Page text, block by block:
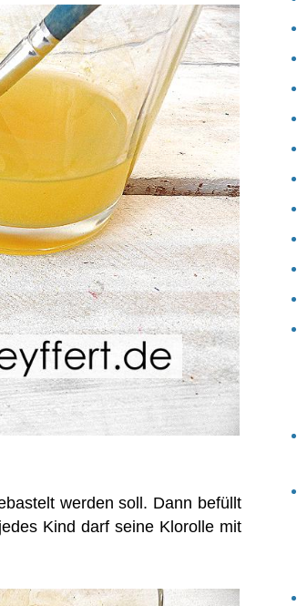
werden soll. Dann befüllt
Kind darf seine Klorolle mit